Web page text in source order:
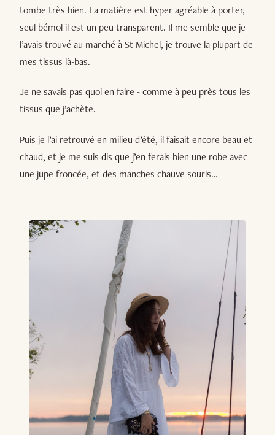
tombe très bien. La matière est hyper agréable à porter,
seul bémol il est un peu transparent. Il me semble que je
l’avais trouvé au marché à St Michel, je trouve la plupart de
mes tissus là-bas.
Je ne savais pas quoi en faire - comme à peu près tous les
tissus que j’achète.
Puis je l’ai retrouvé en milieu d’été, il faisait encore beau et
chaud, et je me suis dis que j’en ferais bien une robe avec
une jupe froncée, et des manches chauve souris…